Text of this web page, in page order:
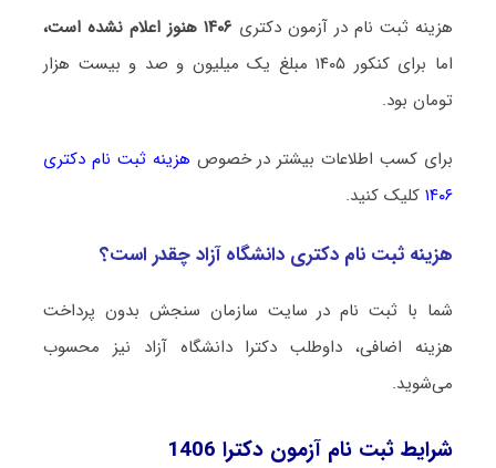
هزینه ثبت نام در آزمون دکتری
اما برای کنکور ۱۴۰۵ مبلغ یک میلیون و صد و بیست هزار
تومان بود.
برای کسب اطلاعات بیشتر در خصوص هزینه ثبت نام دکتری
۱۴۰۶ کلیک کنید.
هزینه ثبت نام دکتری دانشگاه آزاد چقدر است؟
شما با ثبت نام در سایت سازمان سنجش بدون پرداخت
هزینه اضافی، داوطلب دکترا دانشگاه آزاد نیز محسوب
می‌شوید.
شرایط ثبت نام آزمون دکترا 1406